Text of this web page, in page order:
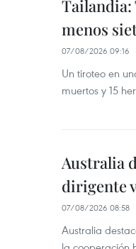
Tailandia:
menos
07/08/2026 09:16
Un tiroteo en
muertos y 15
Australia
dirigente
07/08/2026 08:58
Australia